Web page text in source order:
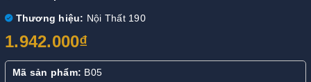
Thương hiệu: Nội Thất 190
1.942.000₫
Mã sản phẩm: B05